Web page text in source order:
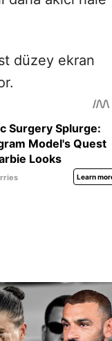
düzey ekran